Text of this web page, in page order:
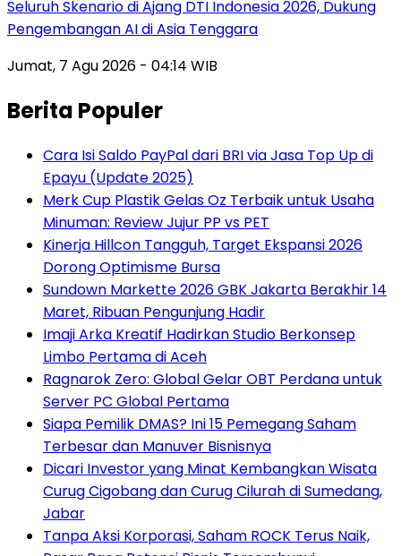
Seluruh Skenario di Ajang DTI Indonesia 2026, Dukung
Pengembangan AI di Asia Tenggara
Jumat, 7 Agu 2026 - 04:14 WIB
Berita Populer
Cara Isi Saldo PayPal dari BRI via Jasa Top Up di
Epayu (Update 2025)
Merk Cup Plastik Gelas Oz Terbaik untuk Usaha
Minuman: Review Jujur PP vs PET
Kinerja Hillcon Tangguh, Target Ekspansi 2026
Dorong Optimisme Bursa
Sundown Markette 2026 GBK Jakarta Berakhir 14
Maret, Ribuan Pengunjung Hadir
Imaji Arka Kreatif Hadirkan Studio Berkonsep
Limbo Pertama di Aceh
Ragnarok Zero: Global Gelar OBT Perdana untuk
Server PC Global Pertama
Siapa Pemilik DMAS? Ini 15 Pemegang Saham
Terbesar dan Manuver Bisnisnya
Dicari Investor yang Minat Kembangkan Wisata
Curug Cigobang dan Curug Cilurah di Sumedang,
Jabar
Tanpa Aksi Korporasi, Saham ROCK Terus Naik,